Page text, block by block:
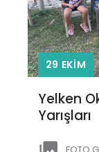
29 EKİM
Yelken
Yarışları